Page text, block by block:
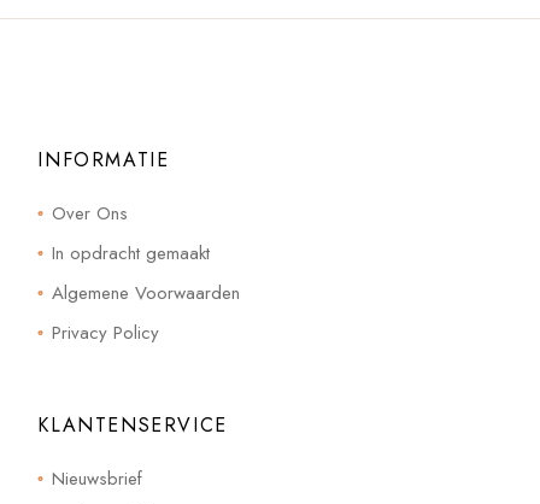
INFORMATIE
Over Ons
In opdracht gemaakt
Algemene Voorwaarden
Privacy Policy
KLANTENSERVICE
Nieuwsbrief